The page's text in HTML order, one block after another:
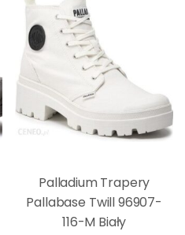
Palladium Trapery
Pallabase Twill 96907-
116-M Biały